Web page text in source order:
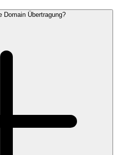
Domain Übertragung?